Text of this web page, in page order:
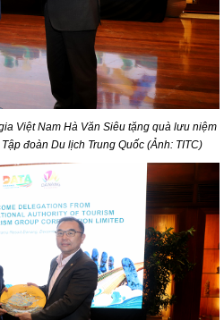
Việt Nam Hà Văn Siêu tặng quà lưu niệm
đoàn Du lịch Trung Quốc (Ảnh: TITC)